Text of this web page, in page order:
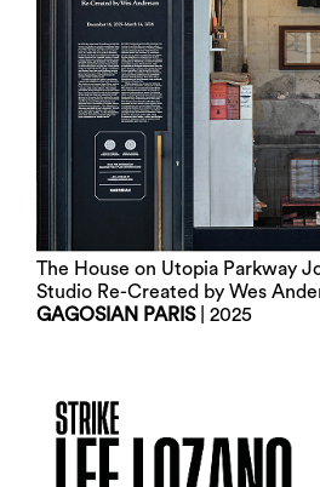
The House on Utopia Parkway
Studio Re-Created by Wes
GAGOSIAN PARIS| 2025